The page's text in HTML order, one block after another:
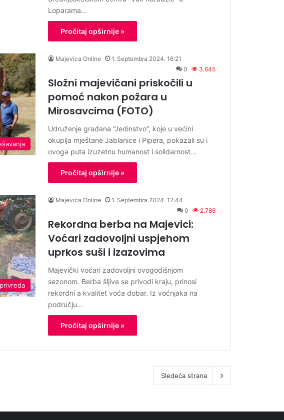
Loparama…
Pročitaj opširnije »
Majevica Online
1. Septembra 2024. 16:21
0
3.645
Složni majevičani priskočili u
pomoć nakon požara u
Mirosavcima (FOTO)
Udruženje građana “Jedinstvo”, koje u većini
okuplja mještane Jablanice i Pipera, pokazali su i
ovoga puta izuzetnu humanost i solidarnost…
Pročitaj opširnije »
Majevica Online
1. Septembra 2024. 12:44
0
2.786
Rekordna berba na Majevici:
Voćari zadovoljni uspjehom
uprkos suši i izazovima
Majevički voćari zadovoljni ovogodišnjom
sezonom. Berba šljive se privodi kraju, prinosi
rekordni a kvalitet voća dobar. Iz voćnjaka na
području…
Pročitaj opširnije »
Sledeća strana